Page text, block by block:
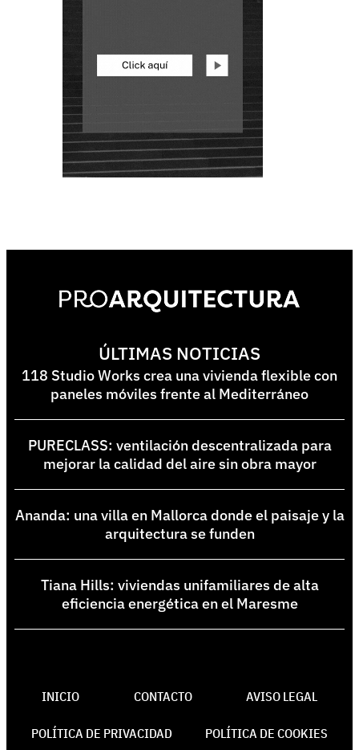
ÚLTIMAS NOTICIAS
118 Studio Works crea una vivienda flexible con
paneles móviles frente al Mediterráneo
PURECLASS: ventilación descentralizada para
mejorar la calidad del aire sin obra mayor
Ananda: una villa en Mallorca donde el paisaje y la
arquitectura se funden
Tiana Hills: viviendas unifamiliares de alta
eficiencia energética en el Maresme
INICIO CONTACTO AVISO LEGAL
POLÍTICA DE PRIVACIDAD POLÍTICA DE COOKIES